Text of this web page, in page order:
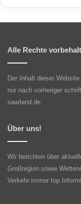
Alle Rechte
Der Inhalt dieser
nur nach vorheriger
saarland.de
Über uns!
Wir berichten über
Großregion sowie
Verkehr immer top